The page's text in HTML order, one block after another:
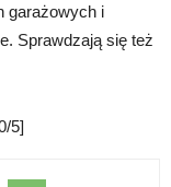
garażowych i
Sprawdzają się też
5]